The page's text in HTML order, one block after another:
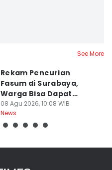
See More
Rekam Pencurian
Fasum di Surabaya,
Warga Bisa Dapat
Rp300 Ribu
08 Agu 2026, 10:08 WIB
News